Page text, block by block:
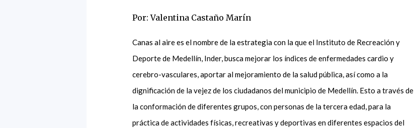
Por: Valentina Castaño Marín
Canas al aire es el nombre de la estrategia con la que el Instituto de Recreación y
Deporte de Medellín, Inder, busca mejorar los índices de enfermedades cardio y
cerebro-vasculares, aportar al mejoramiento de la salud pública, así como a la
dignificación de la vejez de los ciudadanos del municipio de Medellín. Esto a través de
la conformación de diferentes grupos, con personas de la tercera edad, para la
práctica de actividades físicas, recreativas y deportivas en diferentes espacios del